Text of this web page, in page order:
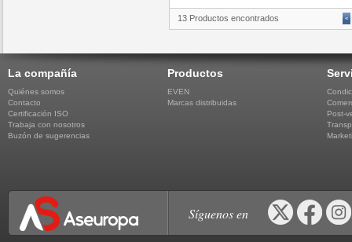
13 Productos encontrados «
La compañía
Quiénes somos
Contacto
Certificación ISO
Trabaja con nosotros
Buzón de sugerencias
Productos
EVEN
Marcas distribuidas
Post-
Síguenos en